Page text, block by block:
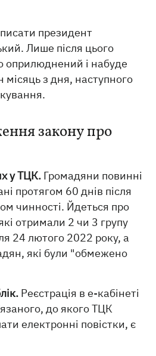
президент
Лише після цього
оприлюднений і набуде
місяць з дня, наступного
закону про
у ТЦК. Громадяни повинні
протягом 60 днів після
чинності. Йдеться про
отримали 2 чи 3 групу
24 лютого 2022 року, а
які були "обмежено
Реєстрація в е-кабінеті
до якого ТЦК
електронні повістки, є